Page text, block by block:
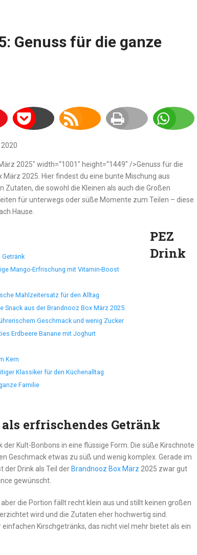
Genuss für die ganze
2025″ width=“1001″ height=“1449″ />Genuss für die
März 2025. Hier findest du eine bunte Mischung aus
Zutaten, die sowohl die Kleinen als auch die Großen
für unterwegs oder süße Momente zum Teilen – diese
Hause.
Getränk
Mango-Erfrischung mit Vitamin-Boost
Mahlzeitersatz für den Alltag
Snack aus der Brandnooz Box März 2025
Geschmack und wenig Zucker
Erdbeere Banane mit Joghurt
Kern
Klassiker für den Küchenalltag
Familie
PEZ
Drink
erfrischendes Getränk
Kult-Bonbons in eine flüssige Form. Die süße Kirschnote
Geschmack etwas zu süß und wenig komplex. Gerade im
der Drink als Teil der Brandnooz Box März 2025 zwar gut
gewünscht.
die Portion fällt recht klein aus und stillt keinen großen
wird und die Zutaten eher hochwertig sind.
Kirschgetränks, das nicht viel mehr bietet als ein